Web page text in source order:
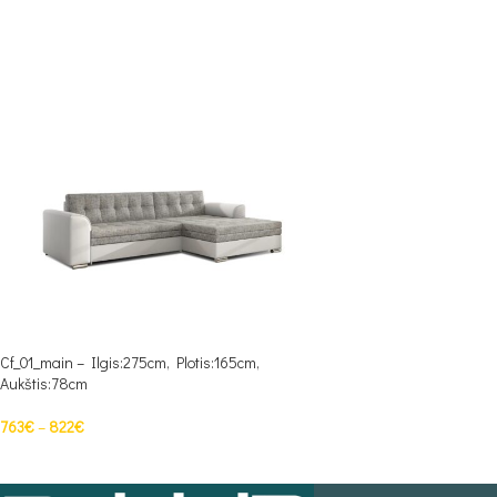
Cf_01_main – Ilgis:275cm, Plotis:165cm,
Aukštis:78cm
763€– 822€